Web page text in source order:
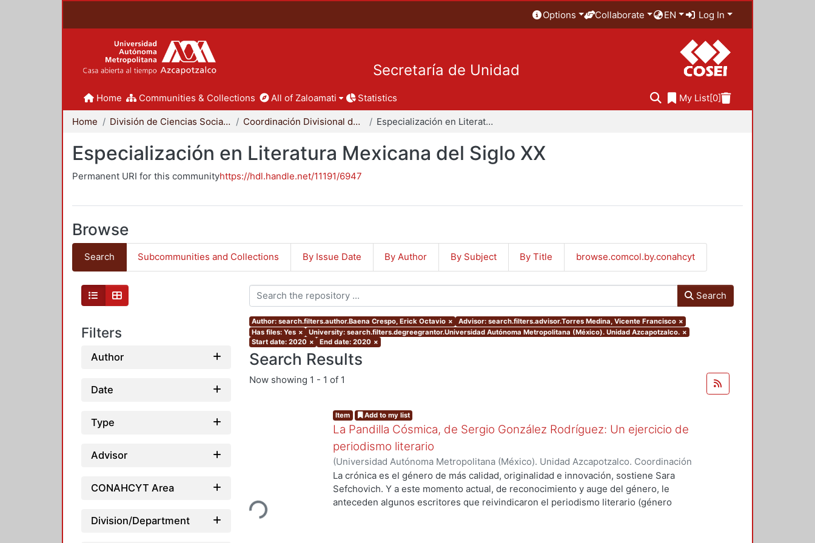
Options Collaborate EN Log In
Secretaría de Unidad
Home Communities & Collections All of Zaloamati Statistics My List[0]
Home División de Ciencias Sociales y Humanidades Coordinación Divisional de Posgrado Especialización en Literatura Mexicana del Siglo XX
Especialización en Literatura Mexicana del Siglo XX
Permanent URI for this communityhttps://hdl.handle.net/11191/6947
Browse
Search Subcommunities and Collections By Issue Date By Author By Subject By Title browse.comcol.by.conahcyt
Filters
Author
Date
Type
Advisor
CONAHCYT Area
Division/Department
Search
Author: search.filters.author.Baena Crespo, Erick Octavio × Advisor: search.filters.advisor.Torres Medina, Vicente Francisco ×
Has files: Yes × University: search.filters.degreegrantor.Universidad Autónoma Metropolitana (México). Unidad Azcapotzalco. ×
Start date: 2020 × End date: 2020 ×
Search Results
Now showing 1 - 1 of 1
Loading...
Item Add to my list
La Pandilla Cósmica, de Sergio González Rodríguez: Un ejercicio de
periodismo literario
(Universidad Autónoma Metropolitana (México). Unidad Azcapotzalco. Coordinación
de Servicios de Información.,2020-11)Baena Crespo, Erick Octavio
La crónica es el género de más calidad, originalidad e innovación, sostiene Sara
Sefchovich. Y a este momento actual, de reconocimiento y auge del género, le
anteceden algunos escritores que reivindicaron el periodismo literario (género